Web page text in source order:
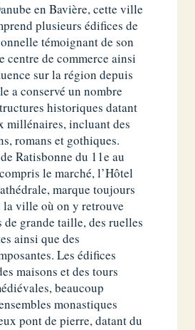
en Bavière, cette ville
plusieurs édifices de
témoignant de son
centre de commerce ainsi
sur la région depuis
a conservé un nombre
historiques datant
millénaires, incluant des
romans et gothiques.
Ratisbonne du 11e au
le marché, l’Hôtel
marque toujours
la ville où on y retrouve
de grande taille, des ruelles
ainsi que des
Les édifices
maisons et des tours
beaucoup
monastiques
pont de pierre, datant du